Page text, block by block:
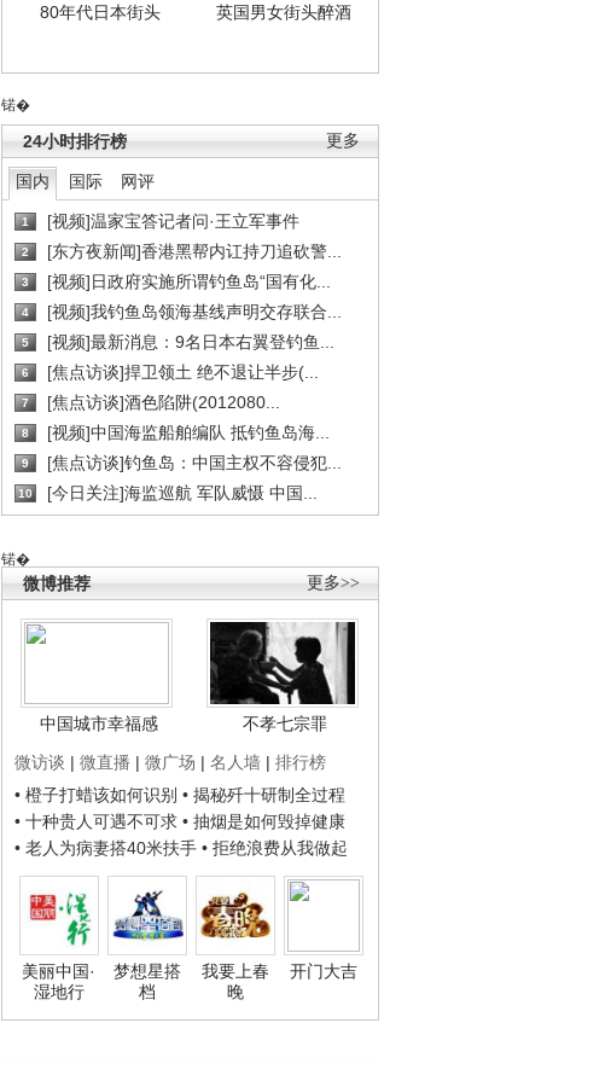
80年代日本街头 英国男女街头醉酒
锘�
更多
24小时排行榜
国内 国际 网评
1 [视频]温家宝答记者问·王立军事件
2 [东方夜新闻]香港黑帮内讧持刀追砍警...
3 [视频]日政府实施所谓钓鱼岛“国有化...
4 [视频]我钓鱼岛领海基线声明交存联合...
5 [视频]最新消息：9名日本右翼登钓鱼...
6 [焦点访谈]捍卫领土 绝不退让半步(...
7 [焦点访谈]酒色陷阱(2012080...
8 [视频]中国海监船舶编队 抵钓鱼岛海...
9 [焦点访谈]钓鱼岛：中国主权不容侵犯...
10 [今日关注]海监巡航 军队威慑 中国...
锘�
更多>>
微博推荐
中国城市幸福感
不孝七宗罪
微访谈 | 微直播 | 微广场 | 名人墙 | 排行榜
• 橙子打蜡该如何识别 • 揭秘歼十研制全过程
• 十种贵人可遇不可求 • 抽烟是如何毁掉健康
• 老人为病妻搭40米扶手 • 拒绝浪费从我做起
美丽中国·
湿地行
梦想星搭
档
我要上春
晚
开门大吉